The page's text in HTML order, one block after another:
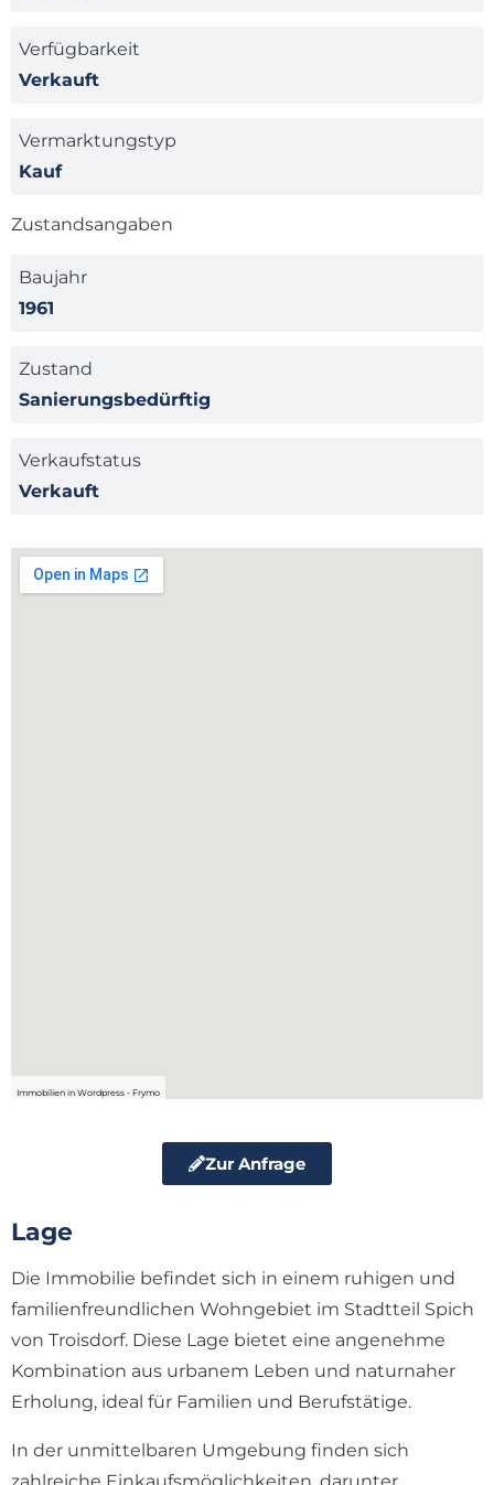
Verfügbarkeit
Verkauft
Vermarktungstyp
Kauf
Zustandsangaben
Baujahr
1961
Zustand
Sanierungsbedürftig
Verkaufstatus
Verkauft
Immobilien in Wordpress - Frymo
Zur Anfrage
Lage
Die Immobilie befindet sich in einem ruhigen und
familienfreundlichen Wohngebiet im Stadtteil Spich
von Troisdorf. Diese Lage bietet eine angenehme
Kombination aus urbanem Leben und naturnaher
Erholung, ideal für Familien und Berufstätige.
In der unmittelbaren Umgebung finden sich